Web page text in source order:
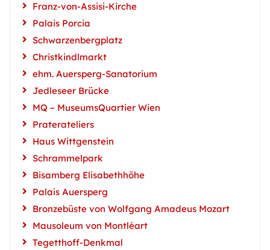
Franz-von-Assisi-Kirche
Palais Porcia
Schwarzenbergplatz
Christkindlmarkt
ehm. Auersperg-Sanatorium
Jedleseer Brücke
MQ – MuseumsQuartier Wien
Praterateliers
Haus Wittgenstein
Schrammelpark
Bisamberg Elisabethhöhe
Palais Auersperg
Bronzebüste von Wolfgang Amadeus Mozart
Mausoleum von Montléart
Tegetthoff-Denkmal